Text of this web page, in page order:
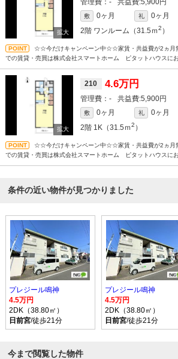
敷 0ヶ月 礼
0ヶ月
2階 ワンルーム（31.5ｍ2 ）
☆☆今だけキャンペーン中☆☆家賃・共益費が2ヵ月
での賃貸・売買は株式会社スマートホーム ピタットハウスに
(^^)/☆
210 4.6万円
- 5,900円
敷 0ヶ月 礼
0ヶ月
2階 1K（31.5ｍ2 ）
☆☆今だけキャンペーン中☆☆家賃・共益費が2ヵ月
での賃貸・売買は株式会社スマートホーム ピタットハウスに
条件の近い物件が見つかりました
プレジール鳴神
4.5万円
2DK（38.80㎡）
日前宮/徒歩21分
プレジール鳴神
4.5万円
2DK（38.80㎡）
日前宮/徒歩21分
今まで閲覧した物件